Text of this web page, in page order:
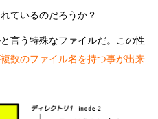
ているのだろうか？
言う特殊なファイルだ。この性
数のファイル名を持つ事が出来